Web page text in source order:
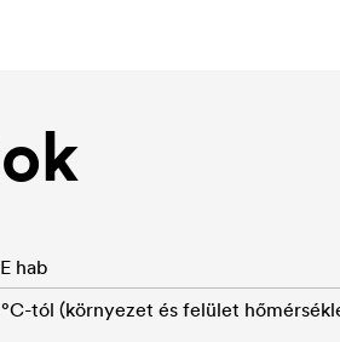
hab
tól (környezet és felület